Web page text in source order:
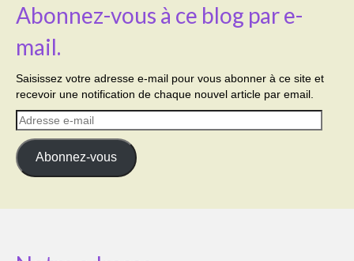
Abonnez-vous à ce blog par e-
mail.
Saisissez votre adresse e-mail pour vous abonner à ce site et
recevoir une notification de chaque nouvel article par email.
Adresse
e-
mail
Abonnez-vous